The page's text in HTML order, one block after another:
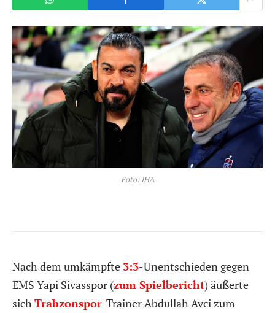
Foto: IHA
Nach dem umkämpfte 3:3-Unentschieden gegen
EMS Yapi Sivasspor (zum Spielbericht) äußerte
sich Trabzonspor-Trainer Abdullah Avci zum